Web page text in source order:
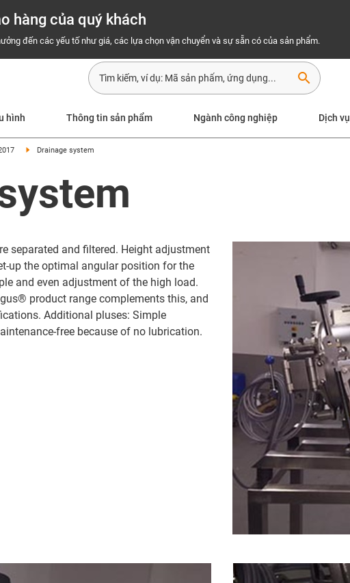
hàng của quý khách
đến các yếu tố như giá, các lựa chọn vận chuyển và sự sẵn có của sản phẩm.
search
hình Thông tin sản phẩm Ngành công nghiệp Dịch vụ
Drainage system
separated and filtered. Height adjustment
up the optimal angular position for the
and even adjustment of the high load.
product range complements this, and
Additional pluses: Simple
free because of no lubrication.